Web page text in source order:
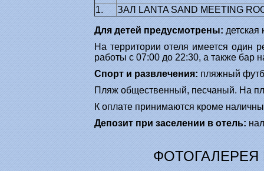
1. ЗАЛ LANTA SAND MEETING
Для детей предусмотрены: детская
На территории отеля имеется один
работы с 07:00 до 22:30, а также бар
Спорт и развлечения: пляжный
Пляж общественный, песчаный. На
К оплате принимаются кроме
Депозит при заселении в отель:
ФОТОГАЛЕРЕЯ